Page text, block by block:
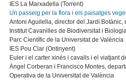
IES La Marxadella (Torrent)
Un passeig per la flora i els paisatges
Antoni Aguilella, director del Jardí Botànic,
Institut Cavanilles de Biodiversitat i
Parc Científic de la Universitat de València
IES Pou Clar (Ontinyent)
Euler i el carter xinés i cavalls i el viatjant
Àngel Corberan i Francisco Montes,
Operativa de la Universitat de València